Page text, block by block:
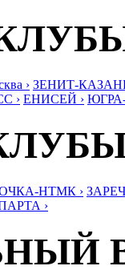
› ЗЕНИТ-
› ЕНИСЕЙ ›
НТМК ›
›